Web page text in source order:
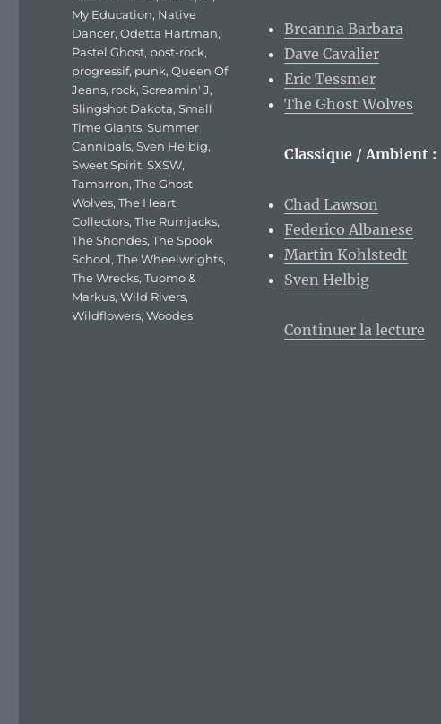
Breanna Barbara
Dave Cavalier
Eric Tessmer
The Ghost Wolves
Classique / Ambient :
Chad Lawson
Federico Albanese
Martin Kohlstedt
Sven Helbig
Continuer la lecture
My Education, Native
Dancer,Odetta Hartman,
Pastel Ghost, post-rock,
progressif, punk,Queen Of
Jeans, rock,Screamin' J,
Slingshot Dakota,Small
Time Giants,Summer
Cannibals,Sven Helbig,
Sweet Spirit,SXSW,
Tamarron,The Ghost
Wolves,The Heart
Collectors,The Rumjacks,
The Shondes,The Spook
School,The Wheelwrights,
The Wrecks,Tuomo &
Markus,Wild Rivers,
Wildflowers,Woodes